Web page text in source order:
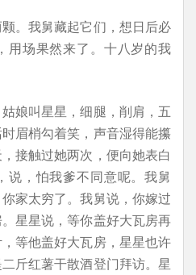
。我舅藏起它们，想日后必
用场果然来了。十八岁的我
娘叫星星，细腿，削肩，五
眉梢勾着笑，声音湿得能攥
接触过她两次，便向她表白
说，怕我爹不同意呢。我舅
家太穷了。我舅说，你嫁过
星星说，等你盖好大瓦房再
等他盖好大瓦房，星星也许
斤红薯干散酒登门拜访。星